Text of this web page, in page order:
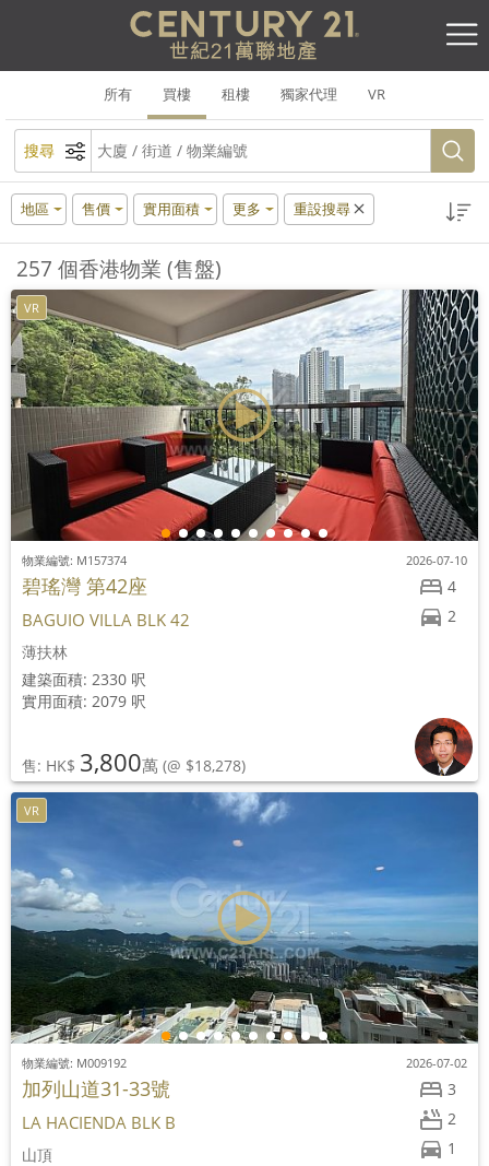
所有 買樓 租樓 獨家代理 VR
搜尋
地區 售價 實用面積 更多 重設搜尋
257 個香港物業 (售盤)
VR
4
2
物業編號: M157374 2026-07-10
碧瑤灣 第42座
BAGUIO VILLA BLK 42
薄扶林
建築面積: 2330 呎
實用面積: 2079 呎
售: HK$ 3,800萬 (@ $18,278)
VR
3
2
1
物業編號: M009192 2026-07-02
加列山道31-33號
LA HACIENDA BLK B
山頂